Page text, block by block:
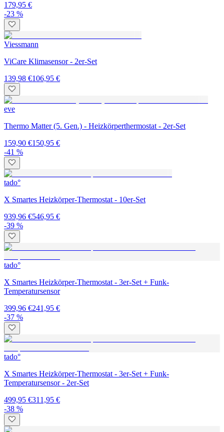
179,95 €
-23 %
Viessmann
ViCare Klimasensor - 2er-Set
139,98 €106,95 €
eve
Thermo Matter (5. Gen.) - Heizkörperthermostat - 2er-Set
159,90 €150,95 €
-41 %
tado°
X Smartes Heizkörper-Thermostat - 10er-Set
939,96 €546,95 €
-39 %
tado°
X Smartes Heizkörper-Thermostat - 3er-Set + Funk-
Temperatursensor
399,96 €241,95 €
-37 %
tado°
X Smartes Heizkörper-Thermostat - 3er-Set + Funk-
Temperatursensor - 2er-Set
499,95 €311,95 €
-38 %